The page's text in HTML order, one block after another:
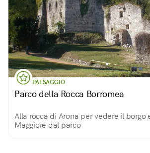
PAESAGGIO
Parco della Rocca Borromea
Alla rocca di Arona per vedere il borgo
Maggiore dal parco